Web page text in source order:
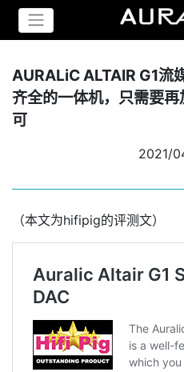
AURALiC ALTAIR G1流
齐全的一体机，只需要
可
2021/
（本文为hifipig的评测文）